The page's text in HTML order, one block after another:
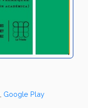
Google Play